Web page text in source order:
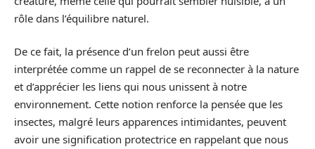
rôle dans l’équilibre naturel.
De ce fait, la présence d’un frelon peut aussi être
interprétée comme un rappel de se reconnecter à la nature
et d’apprécier les liens qui nous unissent à notre
environnement. Cette notion renforce la pensée que les
insectes, malgré leurs apparences intimidantes, peuvent
avoir une signification protectrice en rappelant que nous